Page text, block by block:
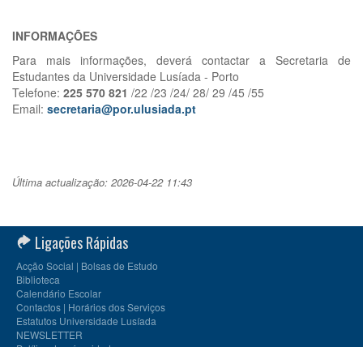
INFORMAÇÕES
Para mais informações, deverá contactar a Secretaria de
Estudantes da Universidade Lusíada - Porto
Telefone: 225 570 821 /22 /23 /24/ 28/ 29 /45 /55
Email: secretaria@por.ulusiada.pt
Última actualização: 2026-04-22 11:43
Ligações Rápidas
Acção Social | Bolsas de Estudo
Biblioteca
Calendário Escolar
Contactos | Horários dos Serviços
Estatutos Universidade Lusíada
NEWSLETTER